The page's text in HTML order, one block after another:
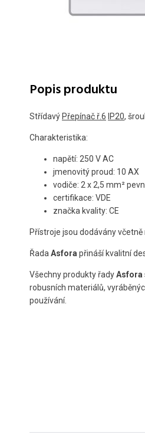
Popis produktu
Střídavý Přepínač ř.6 IP20,
Charakteristika:
napětí: 250 V AC
jmenovitý proud: 10 AX
vodiče: 2 x 2,5 mm²
certifikace: VDE
značka kvality: CE
Přístroje jsou dodávány včetně
Řada Asfora přináší kvalitní
Všechny produkty řadyAsfora
robusních materiálů,
používání.